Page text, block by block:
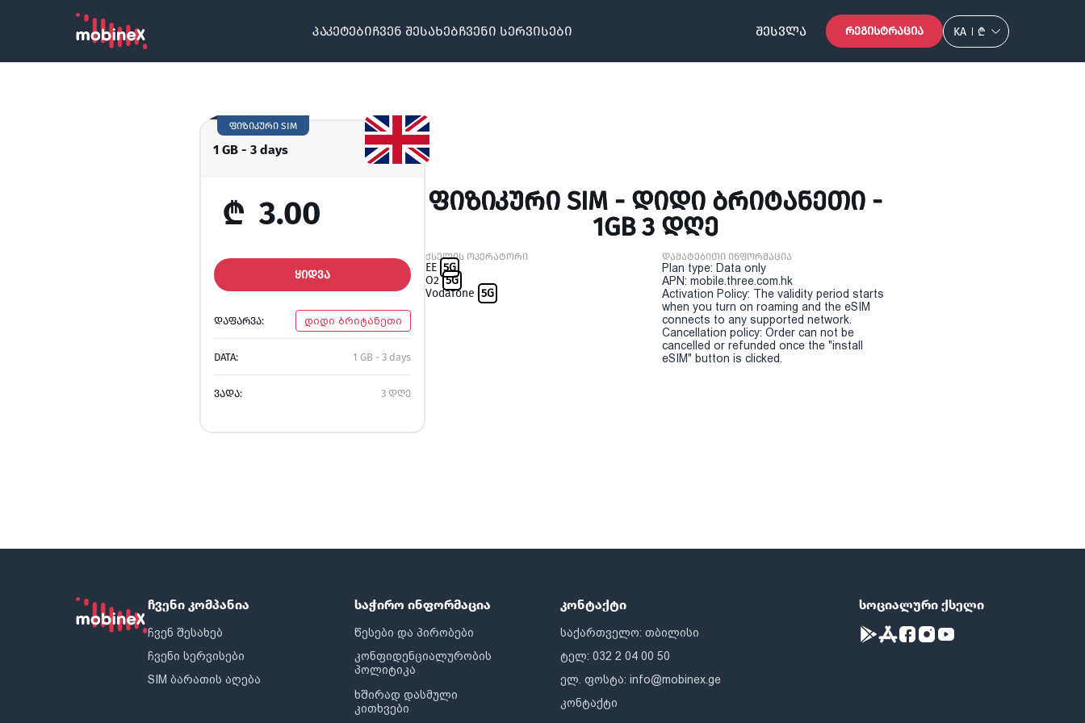
პაკეტებიჩვენ შესახებჩვენი სერვისები ᲨᲔᲡᲕᲚᲐ ᲠᲔᲒᲘᲡᲢᲠᲐᲪᲘᲐ KA ₾
1 GB - 3 days
ფიზიკური SIM
₾ 3.00
ᲧᲘᲓᲕᲐ
ᲓᲐᲤᲐᲠᲕᲐ: დიდი ბრიტანეთი
DATA: 1 GB - 3 days
ᲕᲐᲓᲐ: 3 დღე
ᲤᲘᲖᲘᲙᲣᲠᲘ SIM - ᲓᲘᲓᲘ ᲑᲠᲘᲢᲐᲜᲔᲗᲘ -
1GB 3 ᲓᲦᲔ
ქსელის ოპერატორი
EE 5G
O2 5G
Vodafone 5G
დამატებითი ინფორმაცია
Plan type: Data only
APN: mobile.three.com.hk
Activation Policy: The validity period starts
when you turn on roaming and the eSIM
connects to any supported network.
Cancellation policy: Order can not be
cancelled or refunded once the "install
eSIM" button is clicked.
ჩვენი კომპანია
ჩვენ შესახებ
ჩვენი სერვისები
SIM ბარათის აღება
საჭირო ინფორმაცია
წესები და პირობები
კონფიდენციალურობის
პოლიტიკა
ხშირად დასმული
კითხვები
კონტაქტი
საქართველო: თბილისი
ტელ: 032 2 04 00 50
ელ. ფოსტა:info@mobinex.ge
კონტაქტი
სოციალური ქსელი